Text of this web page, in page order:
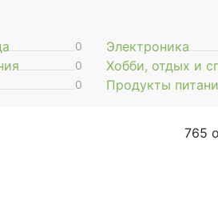
0 Электроника
0 Хобби, отдых и
0 Продукты
765